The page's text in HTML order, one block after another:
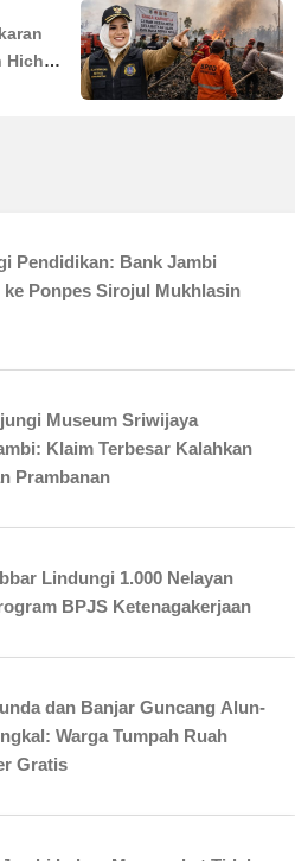
Hich
Pendidikan: Bank Jambi
ke Ponpes Sirojul Mukhlasin
Museum Sriwijaya
Klaim Terbesar Kalahkan
Prambanan
Lindungi 1.000 Nelayan
BPJS Ketenagakerjaan
dan Banjar Guncang Alun-
Warga Tumpah Ruah
Gratis